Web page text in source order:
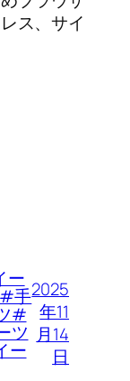
ス、サイ
手
#
ツ
ー
2025
年11
月14
日